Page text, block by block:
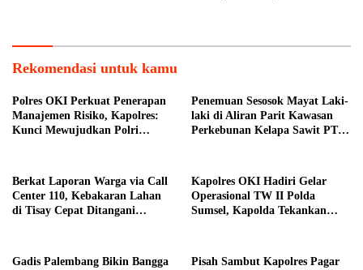
Rekomendasi untuk kamu
Polres OKI Perkuat Penerapan
Manajemen Risiko, Kapolres:
Kunci Mewujudkan Polri
Penemuan Sesosok Mayat Laki-
laki di Aliran Parit Kawasan
Perkebunan Kelapa Sawit PT
Berkat Laporan Warga via Call
Center 110, Kebakaran Lahan
di Tisay Cepat Ditangani
Kapolres OKI Hadiri Gelar
Operasional TW II Polda
Sumsel, Kapolda Tekankan
Gadis Palembang Bikin Bangga
Pisah Sambut Kapolres Pagar